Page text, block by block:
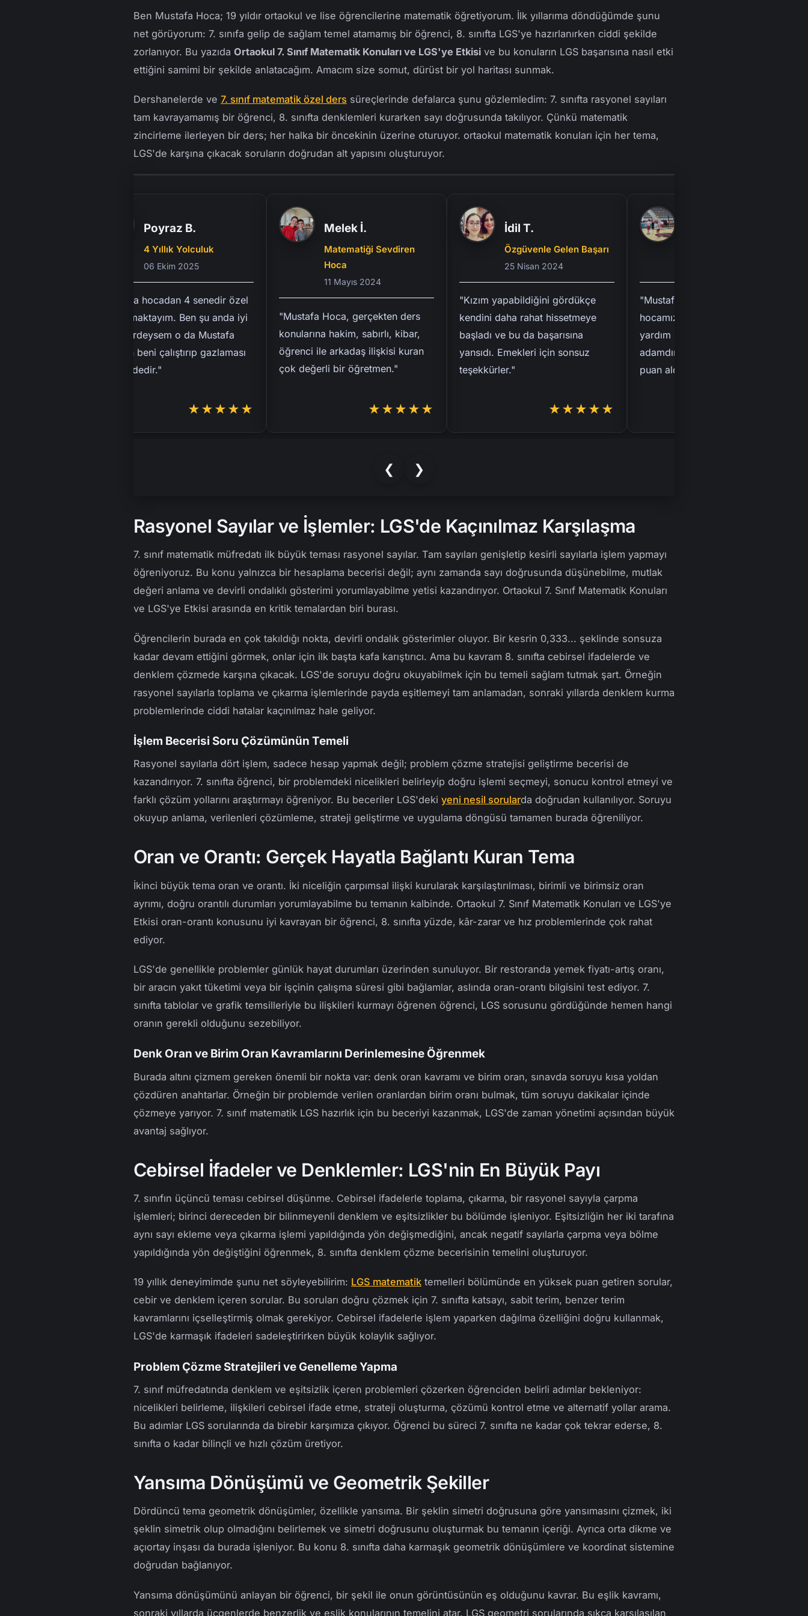
Problem Çözme Stratejileri ve Genelleme Yapma
Yansıma Dönüşümü ve Geometrik Şekiller
Dikdörtgenler Prizması: Hacim, Yüzey Alanı ve LGS
Geometrisi
Daire, Eşkenar Dörtgen ve Yamuk: Alan Hesabında
İleri Adım
Üçgenlerde Kenarortay, Açıortay ve Yükseklik
İstatistik ve Olasılık: LGS'de Kaçırılmayacak
2026-2027 7. Sınıf Matematik Konuları Neler?
Ortaokul 7. Sınıf Matematik Konuları ve LGS'ye
Etkisi Bütünsel Bir Bakış
Ben Mustafa Hoca; 19 yıldır ortaokul ve lise öğrencilerine matematik öğretiyorum. İlk yıllarıma döndüğümde şunu
net görüyorum: 7. sınıfa gelip de sağlam temel atamamış bir öğrenci, 8. sınıfta LGS'ye hazırlanırken ciddi şekilde
zorlanıyor. Bu yazıda Ortaokul 7. Sınıf Matematik Konuları ve LGS'ye Etkisi ve bu konuların LGS başarısına nasıl etki
ettiğini samimi bir şekilde anlatacağım. Amacım size somut, dürüst bir yol haritası sunmak.
Dershanelerde ve 7. sınıf matematik özel ders süreçlerinde defalarca şunu gözlemledim: 7. sınıfta rasyonel sayıları
tam kavrayamamış bir öğrenci, 8. sınıfta denklemleri kurarken sayı doğrusunda takılıyor. Çünkü matematik
zincirleme ilerleyen bir ders; her halka bir öncekinin üzerine oturuyor. ortaokul matematik konuları için her tema,
LGS'de karşına çıkacak soruların doğrudan alt yapısını oluşturuyor.
Poyraz B.
4 Yıllık Yolculuk
06 Ekim 2025
"Mustafa hocadan 4 senedir özel
ders almaktayım. Ben şu anda iyi
biryerlerdeysem o da Mustafa
hocanın beni çalıştırıp gazlaması
sayesindedir."
★★★★★
Melek İ.
Matematiği Sevdiren
Hoca
11 Mayıs 2024
"Mustafa Hoca, gerçekten ders
konularına hakim, sabırlı, kibar,
öğrenci ile arkadaş ilişkisi kuran
çok değerli bir öğretmen."
★★★★★
İdil T.
Özgüvenle Gelen Başarı
25 Nisan 2024
"Kızım yapabildiğini gördükçe
kendini daha rahat hissetmeye
başladı ve bu da başarısına
yansıdı. Emekleri için sonsuz
teşekkürler."
★★★★★
Tuna S.
"Mustafa hoca bizim okuldan
hocamızdır. Hep bana her konuda
yardım ediyor. Adam gibi
adamdır. 19 net yaparak 489
puan aldım."
❮ ❯
Rasyonel Sayılar ve İşlemler: LGS'de Kaçınılmaz Karşılaşma
7. sınıf matematik müfredatı ilk büyük teması rasyonel sayılar. Tam sayıları genişletip kesirli sayılarla işlem yapmayı
öğreniyoruz. Bu konu yalnızca bir hesaplama becerisi değil; aynı zamanda sayı doğrusunda düşünebilme, mutlak
değeri anlama ve devirli ondalıklı gösterimi yorumlayabilme yetisi kazandırıyor. Ortaokul 7. Sınıf Matematik Konuları
ve LGS'ye Etkisi arasında en kritik temalardan biri burası.
Öğrencilerin burada en çok takıldığı nokta, devirli ondalık gösterimler oluyor. Bir kesrin 0,333... şeklinde sonsuza
kadar devam ettiğini görmek, onlar için ilk başta kafa karıştırıcı. Ama bu kavram 8. sınıfta cebirsel ifadelerde ve
denklem çözmede karşına çıkacak. LGS'de soruyu doğru okuyabilmek için bu temeli sağlam tutmak şart. Örneğin
rasyonel sayılarla toplama ve çıkarma işlemlerinde payda eşitlemeyi tam anlamadan, sonraki yıllarda denklem kurma
problemlerinde ciddi hatalar kaçınılmaz hale geliyor.
İşlem Becerisi Soru Çözümünün Temeli
Rasyonel sayılarla dört işlem, sadece hesap yapmak değil; problem çözme stratejisi geliştirme becerisi de
kazandırıyor. 7. sınıfta öğrenci, bir problemdeki nicelikleri belirleyip doğru işlemi seçmeyi, sonucu kontrol etmeyi ve
farklı çözüm yollarını araştırmayı öğreniyor. Bu beceriler LGS'deki yeni nesil sorularda doğrudan kullanılıyor. Soruyu
okuyup anlama, verilenleri çözümleme, strateji geliştirme ve uygulama döngüsü tamamen burada öğreniliyor.
Oran ve Orantı: Gerçek Hayatla Bağlantı Kuran Tema
İkinci büyük tema oran ve orantı. İki niceliğin çarpımsal ilişki kurularak karşılaştırılması, birimli ve birimsiz oran
ayrımı, doğru orantılı durumları yorumlayabilme bu temanın kalbinde. Ortaokul 7. Sınıf Matematik Konuları ve LGS'ye
Etkisi oran-orantı konusunu iyi kavrayan bir öğrenci, 8. sınıfta yüzde, kâr-zarar ve hız problemlerinde çok rahat
ediyor.
LGS'de genellikle problemler günlük hayat durumları üzerinden sunuluyor. Bir restoranda yemek fiyatı-artış oranı,
bir aracın yakıt tüketimi veya bir işçinin çalışma süresi gibi bağlamlar, aslında oran-orantı bilgisini test ediyor. 7.
sınıfta tablolar ve grafik temsilleriyle bu ilişkileri kurmayı öğrenen öğrenci, LGS sorusunu gördüğünde hemen hangi
oranın gerekli olduğunu sezebiliyor.
Denk Oran ve Birim Oran Kavramlarını Derinlemesine Öğrenmek
Burada altını çizmem gereken önemli bir nokta var: denk oran kavramı ve birim oran, sınavda soruyu kısa yoldan
çözdüren anahtarlar. Örneğin bir problemde verilen oranlardan birim oranı bulmak, tüm soruyu dakikalar içinde
çözmeye yarıyor. 7. sınıf matematik LGS hazırlık için bu beceriyi kazanmak, LGS'de zaman yönetimi açısından büyük
avantaj sağlıyor.
Cebirsel İfadeler ve Denklemler: LGS'nin En Büyük Payı
7. sınıfın üçüncü teması cebirsel düşünme. Cebirsel ifadelerle toplama, çıkarma, bir rasyonel sayıyla çarpma
işlemleri; birinci dereceden bir bilinmeyenli denklem ve eşitsizlikler bu bölümde işleniyor. Eşitsizliğin her iki tarafına
aynı sayı ekleme veya çıkarma işlemi yapıldığında yön değişmediğini, ancak negatif sayılarla çarpma veya bölme
yapıldığında yön değiştiğini öğrenmek, 8. sınıfta denklem çözme becerisinin temelini oluşturuyor.
19 yıllık deneyimimde şunu net söyleyebilirim: LGS matematik temelleri bölümünde en yüksek puan getiren sorular,
cebir ve denklem içeren sorular. Bu soruları doğru çözmek için 7. sınıfta katsayı, sabit terim, benzer terim
kavramlarını içselleştirmiş olmak gerekiyor. Cebirsel ifadelerle işlem yaparken dağılma özelliğini doğru kullanmak,
LGS'de karmaşık ifadeleri sadeleştirirken büyük kolaylık sağlıyor.
Problem Çözme Stratejileri ve Genelleme Yapma
7. sınıf müfredatında denklem ve eşitsizlik içeren problemleri çözerken öğrenciden belirli adımlar bekleniyor:
nicelikleri belirleme, ilişkileri cebirsel ifade etme, strateji oluşturma, çözümü kontrol etme ve alternatif yollar arama.
Bu adımlar LGS sorularında da birebir karşımıza çıkıyor. Öğrenci bu süreci 7. sınıfta ne kadar çok tekrar ederse, 8.
sınıfta o kadar bilinçli ve hızlı çözüm üretiyor.
Yansıma Dönüşümü ve Geometrik Şekiller
Dördüncü tema geometrik dönüşümler, özellikle yansıma. Bir şeklin simetri doğrusuna göre yansımasını çizmek, iki
şeklin simetrik olup olmadığını belirlemek ve simetri doğrusunu oluşturmak bu temanın içeriği. Ayrıca orta dikme ve
açıortay inşası da burada işleniyor. Bu konu 8. sınıfta daha karmaşık geometrik dönüşümlere ve koordinat sistemine
doğrudan bağlanıyor.
Yansıma dönüşümünü anlayan bir öğrenci, bir şekil ile onun görüntüsünün eş olduğunu kavrar. Bu eşlik kavramı,
sonraki yıllarda üçgenlerde benzerlik ve eşlik konularının temelini atar. LGS geometri sorularında sıkça karşılaşılan